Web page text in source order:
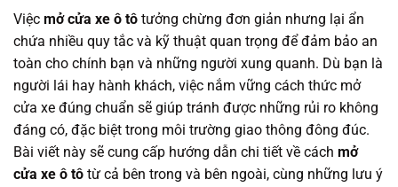
Việc mở cửa xe ô tô tưởng chừng đơn giản nhưng lại ẩn
chứa nhiều quy tắc và kỹ thuật quan trọng để đảm bảo an
toàn cho chính bạn và những người xung quanh. Dù bạn là
người lái hay hành khách, việc nắm vững cách thức mở
cửa xe đúng chuẩn sẽ giúp tránh được những rủi ro không
đáng có, đặc biệt trong môi trường giao thông đông đúc.
Bài viết này sẽ cung cấp hướng dẫn chi tiết về cách mở
cửa xe ô tô từ cả bên trong và bên ngoài, cùng những lưu ý